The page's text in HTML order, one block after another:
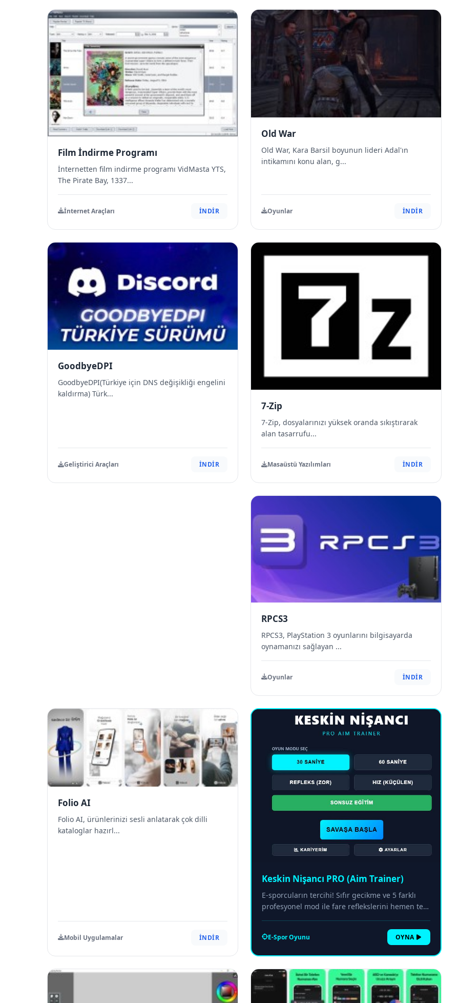
Film İndirme Programı
İnternetten film indirme programı VidMasta YTS,
The Pirate Bay, 1337...
İnternet Araçları İNDİR
Old War
Old War, Kara Barsil boyunun lideri Adal'ın
intikamını konu alan, g...
Oyunlar İNDİR
GoodbyeDPI
GoodbyeDPI(Türkiye için DNS değişikliği engelini
kaldırma) Türk...
Geliştirici Araçları İNDİR
7-Zip
7-Zip, dosyalarınızı yüksek oranda sıkıştırarak
alan tasarrufu...
Masaüstü Yazılımları İNDİR
RPCS3
RPCS3, PlayStation 3 oyunlarını bilgisayarda
oynamanızı sağlayan ...
Oyunlar İNDİR
Folio AI
Folio AI, ürünlerinizi sesli anlatarak çok dilli
kataloglar hazırl...
Mobil Uygulamalar İNDİR
Keskin Nişancı PRO (Aim Trainer)
E-sporcuların tercihi! Sıfır gecikme ve 5 farklı
profesyonel mod ile fare reflekslerini hemen test
E-Spor Oyunu OYNA